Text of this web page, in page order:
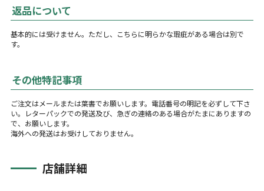
返品について
基本的には受けません。ただし、こちらに明らかな瑕疵がある場合は別で
す。
その他特記事項
ご注文はメールまたは葉書でお願いします。電話番号の明記を必ずして下さ
い。レターパックでの発送及び、急ぎの連絡のある場合がたまにありますの
で、お願いします。
海外への発送はお受けしておりません。
店舗詳細